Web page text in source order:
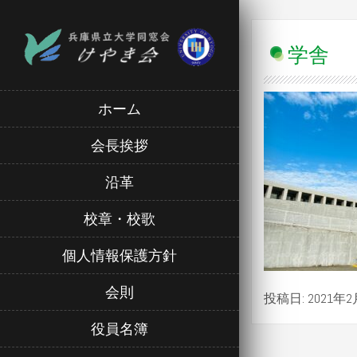
ホーム
会長挨拶
沿革
校章・校歌
個人情報保護方針
会則
役員名簿
学舎
投稿日: 2021年2